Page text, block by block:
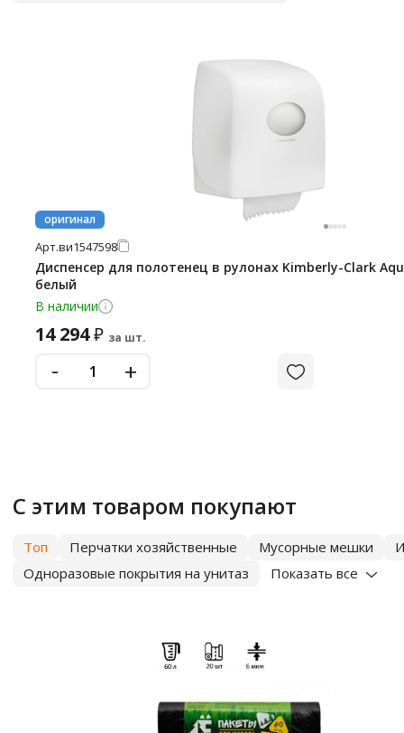
оригинал
Арт.ви1547598
Диспенсер для полотенец в рулонах Kimberly-Clark
белый
В наличии
14 294₽ за шт.
- +
С этим товаром покупают
Топ Перчатки хозяйственные Мусорные мешки
Одноразовые покрытия на унитаз
Показать все